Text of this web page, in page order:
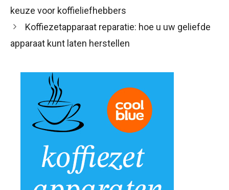
keuze voor koffieliefhebbers
Koffiezetapparaat reparatie: hoe u uw geliefde
apparaat kunt laten herstellen